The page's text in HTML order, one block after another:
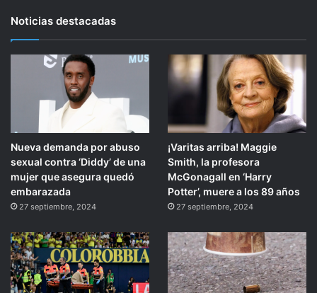
Noticias destacadas
Nueva demanda por abuso
sexual contra ‘Diddy’ de una
mujer que asegura quedó
embarazada
27 septiembre, 2024
¡Varitas arriba! Maggie
Smith, la profesora
McGonagall en ‘Harry
Potter’, muere a los 89 años
27 septiembre, 2024